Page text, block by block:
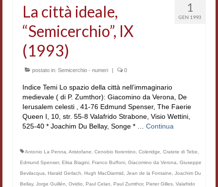
Koreanische Literatur und Kultur
Hagiographica Coreana
Cultura medioevale
Corpus Rhythmorum Musicum
Epistolografia
Semicerchio
Filologia digitale
1
GEN 1993
La città ideale,
“Semicerchio”, IX
(1993)
postato in: Semicerchio - numeri | 0
Indice Temi Lo spazio della città nell’immaginario
medievale ( di P. Zumthor): Giacomino da Verona, De
Ierusalem celesti , 41-76 Edmund Spenser, The Faerie
Queen I, 10, str. 55-8 Valafrido Strabone, Visio Wettini,
525-40 * Joachim Du Bellay, Songe * … Continua
Antonio La Penna Aristofane Cenobio fiorentino Coleridge Cratete di Tebe
Edmund Spenser, Elisa Biagini Franco Buffoni Giacomino da Verona
Giuseppe
Bevilacqua
Harald Gerlach Hugh MacDiarmid Jean de la Fontaine
Joachim Du
Bellay, Jorge Guillén Ovidio Paul Celan Paul Zumthor, Pieter Gilles Valafrido